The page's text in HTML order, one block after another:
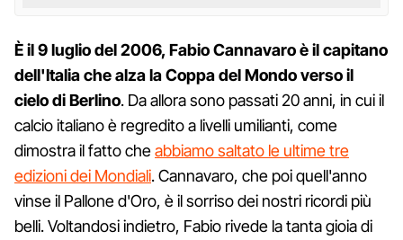
È il 9 luglio del 2006, Fabio Cannavaro è il capitano
dell'Italia che alza la Coppa del Mondo verso il
cielo di Berlino. Da allora sono passati 20 anni, in cui il
calcio italiano è regredito a livelli umilianti, come
dimostra il fatto cheabbiamo saltato le ultime tre
edizioni dei Mondiali. Cannavaro, che poi quell'anno
vinse il Pallone d'Oro, è il sorriso dei nostri ricordi più
belli. Voltandosi indietro, Fabio rivede la tanta gioia di